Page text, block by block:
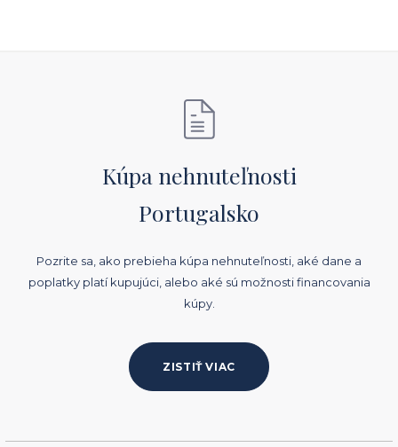
Kúpa nehnuteľnosti
Portugalsko
Pozrite sa, ako prebieha kúpa nehnuteľnosti, aké dane a
poplatky platí kupujúci, alebo aké sú možnosti financovania
kúpy.
ZISTIŤ VIAC